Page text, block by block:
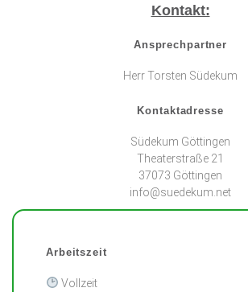
Kontakt:
Ansprechpartner
Herr Torsten Südekum
Kontaktadresse
Südekum Göttingen
Theaterstraße 21
37073 Göttingen
info@suedekum.net
Arbeitszeit
Vollzeit